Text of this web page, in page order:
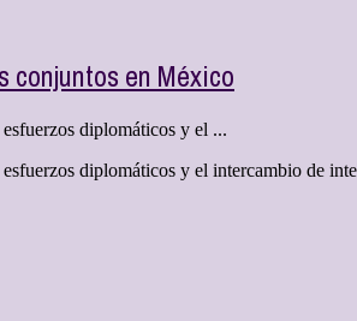
en México
diplomáticos y el ...
diplomáticos y el intercambio de